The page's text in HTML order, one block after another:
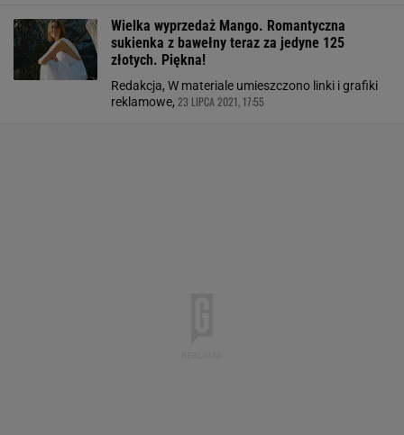
Wielka wyprzedaż Mango. Romantyczna
sukienka z bawełny teraz za jedyne 125
złotych. Piękna!
Redakcja, W materiale umieszczono linki i grafiki
reklamowe, 23 LIPCA 2021, 17:55